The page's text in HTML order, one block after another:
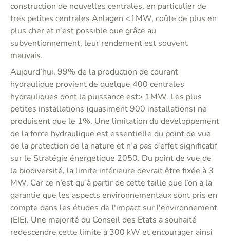
construction de nouvelles centrales, en particulier de
très petites centrales Anlagen <1MW, coûte de plus en
plus cher et n’est possible que grâce au
subventionnement, leur rendement est souvent
mauvais.
Aujourd’hui, 99% de la production de courant
hydraulique provient de quelque 400 centrales
hydrauliques dont la puissance est> 1MW. Les plus
petites installations (quasiment 900 installations) ne
produisent que le 1%. Une limitation du développement
de la force hydraulique est essentielle du point de vue
de la protection de la nature et n’a pas d’effet significatif
sur le Stratégie énergétique 2050. Du point de vue de
la biodiversité, la limite inférieure devrait être fixée à 3
MW. Car ce n’est qu’à partir de cette taille que l’on a la
garantie que les aspects environnementaux sont pris en
compte dans les études de l'impact sur l'environnement
(EIE). Une majorité du Conseil des Etats a souhaité
redescendre cette limite à 300 kW et encourager ainsi